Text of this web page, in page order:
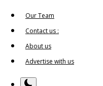
Our Team
Contact us :
About us
Advertise with us